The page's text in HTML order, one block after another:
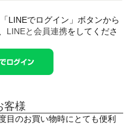
LINEでログイン」ボタンから
LINEと会員連携をしてくださ
客様
目のお買い物時にとても便利